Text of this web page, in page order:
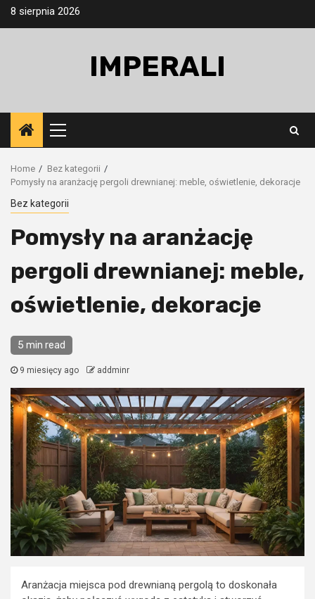
Skip8 sierpnia 2026
IMPERALI
Primary
Menu
Home
Bez kategorii
Pomysły na aranżację pergoli drewnianej: meble, oświetlenie, dekoracje
Bez kategorii
Pomysły na aranżację
pergoli drewnianej: meble,
oświetlenie, dekoracje
5 min read
9 miesięcy ago addminr
Aranżacja miejsca pod drewnianą pergolą to doskonała